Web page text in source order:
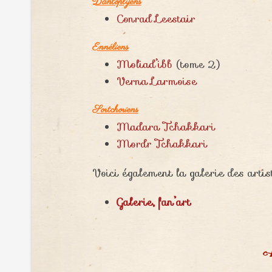
Conrad Leestair
Ennéliens
Moliad’ibb (tome 2)
Verna Larmoise
Sortchoriens
Madara Tchakkari
Mordr Tchakkari
Voici également la galerie des
Galerie, fan’art